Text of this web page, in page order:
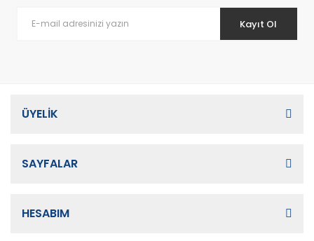
Kayıt Ol
ÜYELİK
SAYFALAR
HESABIM